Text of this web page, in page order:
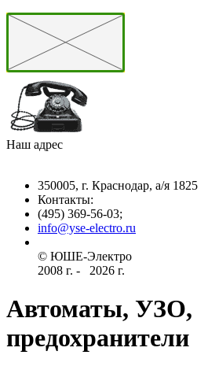
Наш адрес
350005, г. Краснодар, а/я 1825
Контакты: ­
(495) 369-56-03;
info@yse-electro.ru­
© ЮШЕ-Эл­ектро ­
2008 г­. - ­ ­­­­­
2026 г.
Автоматы, УЗО,
предохранители